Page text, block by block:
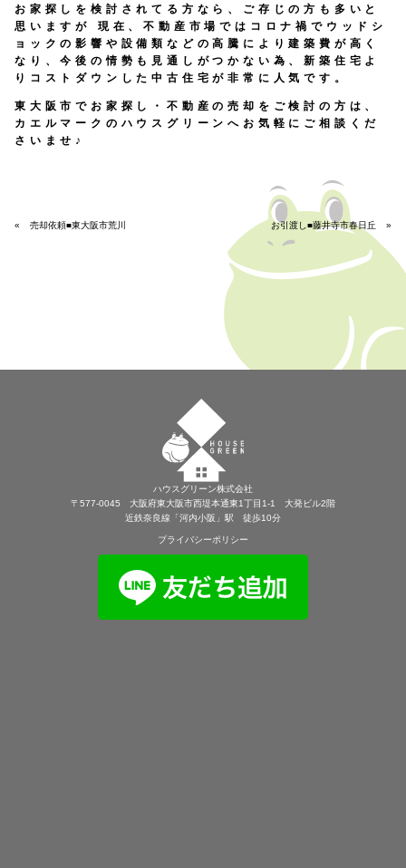
お家探しを検討されてる方なら、ご存じの方も多いと
思いますが 現在、不動産市場ではコロナ禍でウッドシ
ョックの影響や設備類などの高騰により建築費が高く
なり、今後の情勢も見通しがつかない為、新築住宅よ
りコストダウンした中古住宅が非常に人気です。
東大阪市でお家探し・不動産の売却をご検討の方は、
カエルマークのハウスグリーンへお気軽にご相談くだ
さいませ♪
« 売却依頼■東大阪市荒川 お引渡し■藤井寺市春日丘 »
ハウスグリーン株式会社
〒577-0045 大阪府東大阪市西堤本通東1丁目1-1 大発ビル2階
近鉄奈良線「河内小阪」駅 徒歩10分
プライバシーポリシー